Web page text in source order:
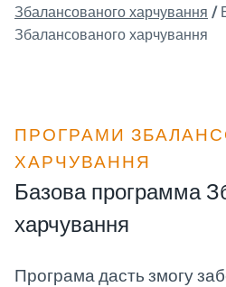
Збалансованого харчування /
Збалансованого харчування
ПРОГРАМИ
ХАРЧУВАННЯ
Базова программа
харчування
Програма дасть змогу